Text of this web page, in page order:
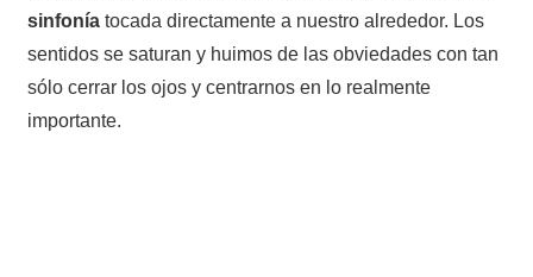
sinfoníatocada directamente a nuestro alrededor. Los
sentidos se saturan y huimos de las obviedades con tan
sólo cerrar los ojos y centrarnos en lo realmente
importante.